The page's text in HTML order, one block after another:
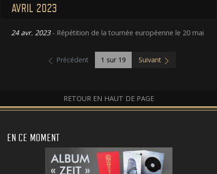
AVRIL 2023
24 avr. 2023- Répétition de la tournée européenne le 20 mai
Précédent 1 sur 19 Suivant
RETOUR EN HAUT DE PAGE
EN CE MOMENT